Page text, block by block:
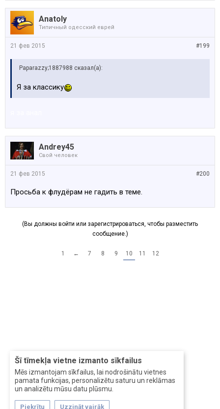
Šī tīmekļa vietne izmanto sīkfailus
Mēs izmantojam sīkfailus, lai nodrošinātu vietnes
pamata funkcijas, personalizētu saturu un reklāmas
un analizētu mūsu datu plūsmu.
Piekrītu Uzzināt vairāk
Anatoly
Типичный одесский еврей
#199
21 фев 2015
Paparazzy;1887988 сказал(а):
Я за классику
Andrey45
Свой человек
#200
21 фев 2015
Просьба к флудёрам не гадить в теме.
(Вы должны войти или зарегистрироваться, чтобы разместить
сообщение.)
1 ← 7 8 9 10 11 12